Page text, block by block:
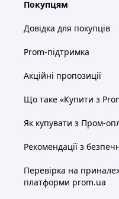
Покупцям
Довідка для покупців
Prom-підтримка
Акційні пропозиції
Що таке «Купити з
Як купувати з Пром-
Рекомендації з
Перевірка на
платформи prom.ua